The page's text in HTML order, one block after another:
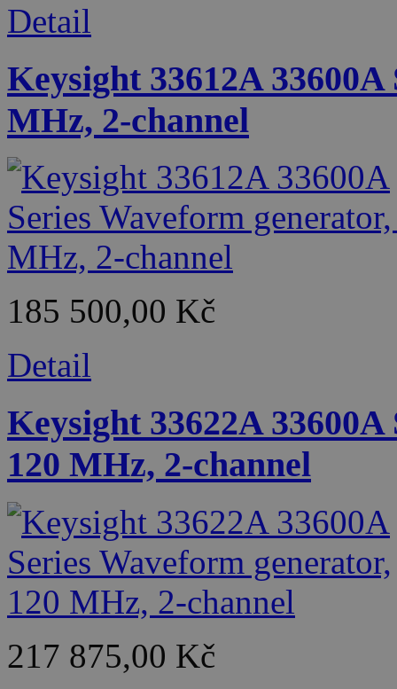
Detail
Keysight 33612A
MHz, 2-channel
185 500,00 Kč
Detail
Keysight 33622A
120 MHz, 2-channel
217 875,00 Kč